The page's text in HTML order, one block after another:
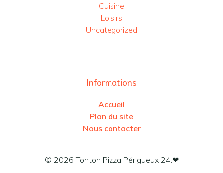
Cuisine
Loisirs
Uncategorized
Informations
Accueil
Plan du site
Nous contacter
© 2026 Tonton Pizza Périgueux 24.❤